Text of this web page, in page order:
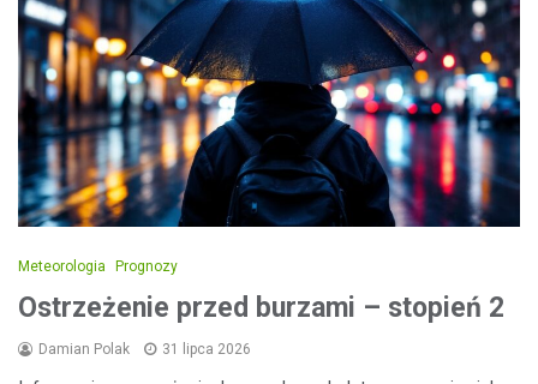
Meteorologia Prognozy
Ostrzeżenie przed burzami – stopień 2
Damian Polak 31 lipca 2026